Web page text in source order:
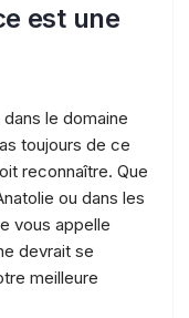
est une
le domaine
toujours de ce
reconnaître. Que
ou dans les
vous appelle
devrait se
meilleure